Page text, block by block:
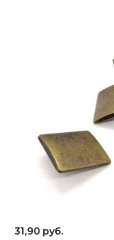
31,90 руб.